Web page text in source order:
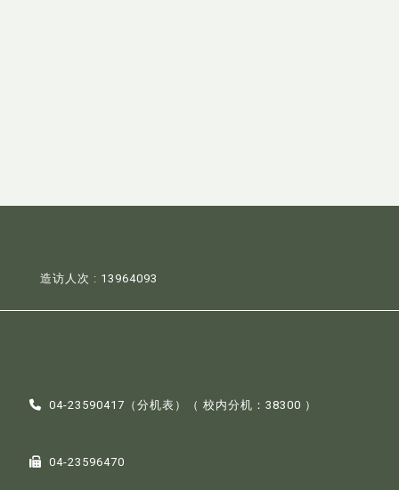
造访人次 : 13964093
04-23590417（分机表 ）（ 校内分机：38300 ）
04-23596470